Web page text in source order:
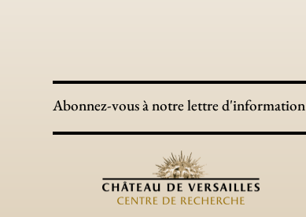
Abonnez-vous à notre lettre d'information